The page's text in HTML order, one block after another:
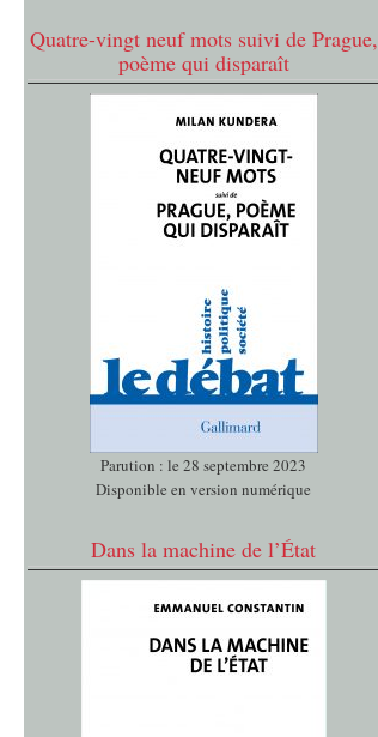
Quatre-vingt neuf mots suivi de Prague,
poème qui disparaît
Parution : le 28 septembre 2023
Disponible en version numérique
Dans la machine de l’État